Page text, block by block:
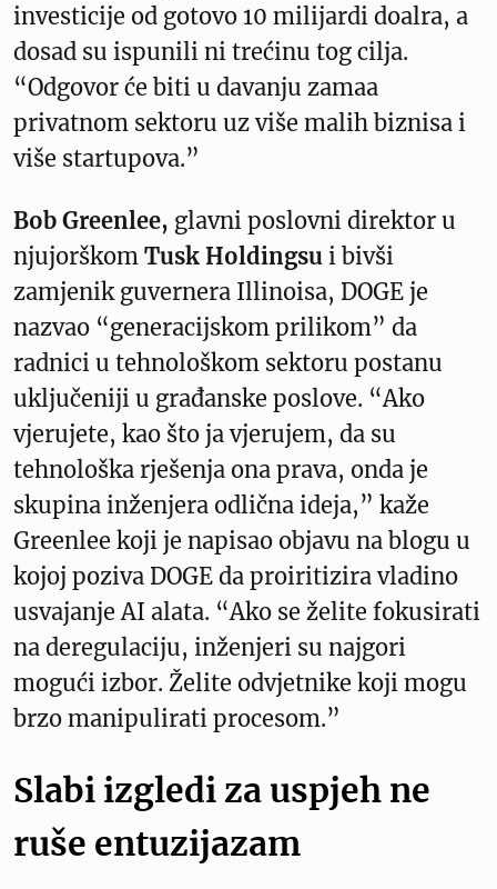
investicije od gotovo 10 milijardi doalra, a
dosad su ispunili ni trećinu tog cilja.
“Odgovor će biti u davanju zamaa
privatnom sektoru uz više malih biznisa i
više startupova.”
Bob Greenlee, glavni poslovni direktor u
njujorškom Tusk Holdingsu i bivši
zamjenik guvernera Illinoisa, DOGE je
nazvao “generacijskom prilikom” da
radnici u tehnološkom sektoru postanu
uključeniji u građanske poslove. “Ako
vjerujete, kao što ja vjerujem, da su
tehnološka rješenja ona prava, onda je
skupina inženjera odlična ideja,” kaže
Greenlee koji je napisao objavu na blogu u
kojoj poziva DOGE da proiritizira vladino
usvajanje AI alata. “Ako se želite fokusirati
na deregulaciju, inženjeri su najgori
mogući izbor. Želite odvjetnike koji mogu
brzo manipulirati procesom.”
Slabi izgledi za uspjeh ne
ruše entuzijazam